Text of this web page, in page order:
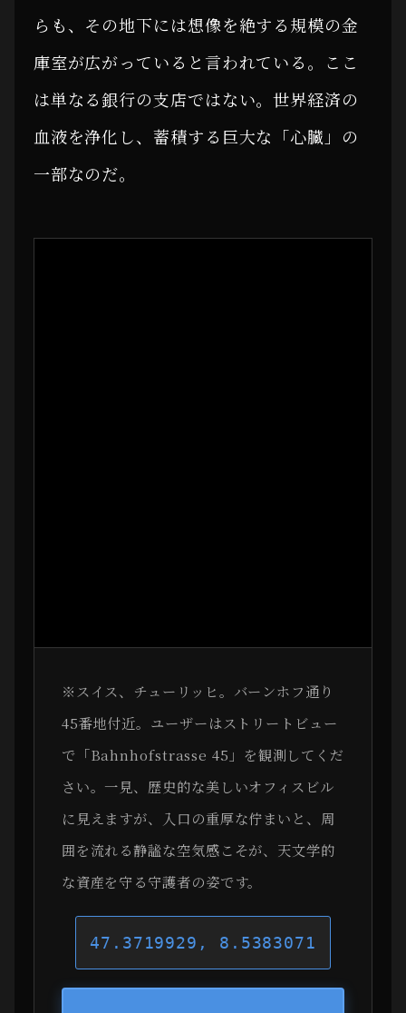
らも、その地下には想像を絶する規模の金
庫室が広がっていると言われている。ここ
は単なる銀行の支店ではない。世界経済の
血液を浄化し、蓄積する巨大な「心臓」の
一部なのだ。
※スイス、チューリッヒ。バーンホフ通り
45番地付近。ユーザーはストリートビュー
で「Bahnhofstrasse 45」を観測してくだ
さい。一見、歴史的な美しいオフィスビル
に見えますが、入口の重厚な佇まいと、周
囲を流れる静謐な空気感こそが、天文学的
な資産を守る守護者の姿です。
47.3719929, 8.5383071